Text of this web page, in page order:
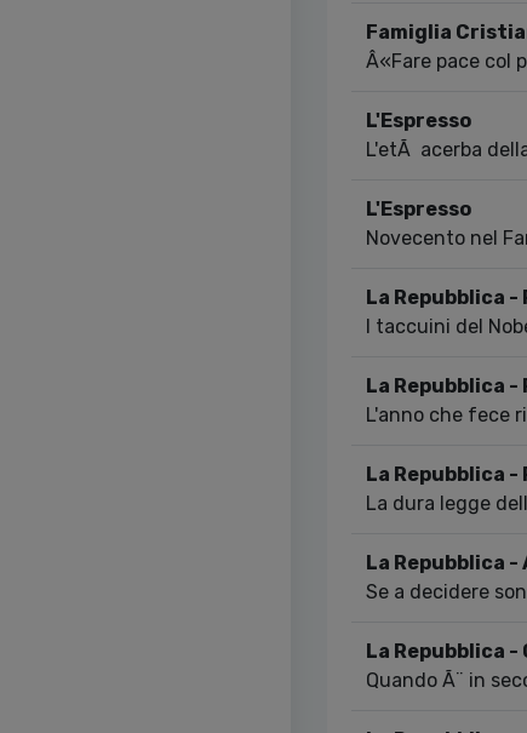
Famiglia
Â«Fare pace col
L'Espresso
L'etÃ acerba
L'Espresso
Novecento nel
La Repubblica -
I taccuini del
La Repubblica -
L'anno che fece
La Repubblica -
La dura legge
La Repubblica -
Se a decidere
La Repubblica -
Quando Ã¨ in